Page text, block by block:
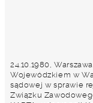
24.10.1980,
Wojewódzkiem w
sądowej w sprawie
Związku